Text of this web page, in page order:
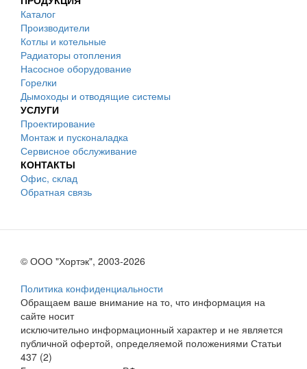
Каталог
Производители
Котлы и котельные
Радиаторы отопления
Насосное оборудование
Горелки
Дымоходы и отводящие системы
УСЛУГИ
Проектирование
Монтаж и пусконаладка
Сервисное обслуживание
КОНТАКТЫ
Офис, склад
Обратная связь
© ООО "Хортэк", 2003-2026
Политика конфиденциальности
Обращаем ваше внимание на то, что информация на
сайте носит
исключительно информационный характер и не является
публичной офертой, определяемой положениями Статьи
437 (2)